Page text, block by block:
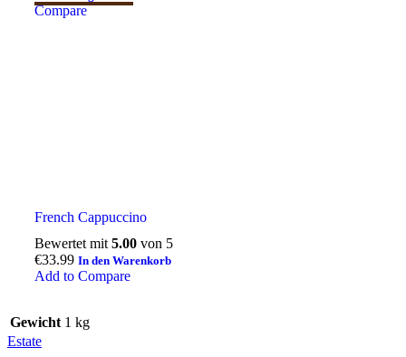
Compare
French Cappuccino
Bewertet mit 5.00 von 5
€33.99 In den Warenkorb
Add to Compare
Gewicht 1 kg
Estate